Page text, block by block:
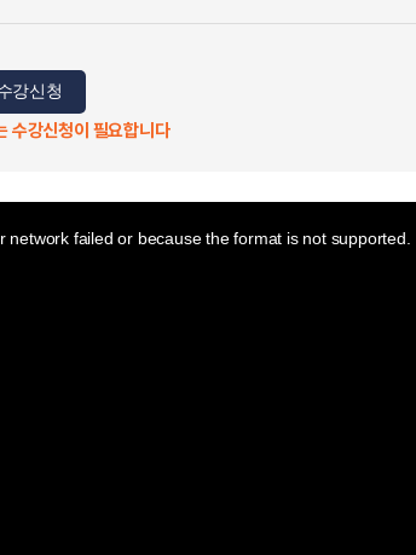
강신청
수강신청이 필요합니다
failed or because the format is not supported.